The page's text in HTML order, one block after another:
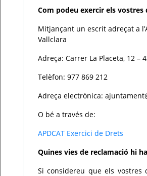
Com podeu exercir els vostres
Mitjançant un escrit adreçat a
Vallclara
Adreça: Carrer La Placeta, 12 –
Telèfon: 977 869 212
Adreça electrònica:
O bé a través de:
APDCAT Exercici de Drets
Quines vies de reclamació hi
Si considereu que els vostres